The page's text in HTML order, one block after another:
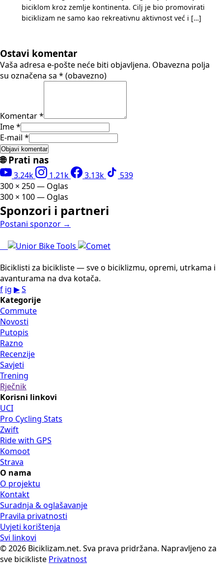
biciklom kroz zemlje kontinenta. Cilj je bio promovirati
biciklizam ne samo kao rekreativnu aktivnost već i […]
Ostavi komentar
Vaša adresa e-pošte neće biti objavljena. Obavezna polja
su označena sa * (obavezno)
Komentar *
Ime *
E-mail *
🌐 Prati nas
3.24k 1.21k 3.13k
539
300 × 250 — Oglas
300 × 100 — Oglas
Sponzori i partneri
Postani sponzor →
Biciklisti za bicikliste — sve o biciklizmu, opremi, utrkama i
avanturama na dva kotača.
f ig ▶S
Kategorije
Commute
Novosti
Putopis
Razno
Recenzije
Savjeti
Trening
Rječnik
Korisni linkovi
UCI
Pro Cycling Stats
Zwift
Ride with GPS
Komoot
Strava
O nama
O projektu
Kontakt
Suradnja & oglašavanje
Pravila privatnosti
Uvjeti korištenja
Svi linkovi
© 2026 Biciklizam.net. Sva prava pridržana. Napravljeno za
sve bicikliste Privatnost